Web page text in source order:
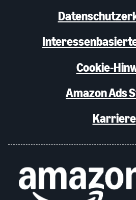
Cookie-
Amazon Ads
Karriere